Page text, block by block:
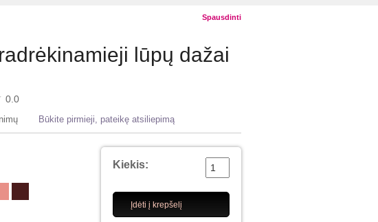
Spausdinti
lūpų dažai
0.0
Būkite pirmieji, pateikę atsiliepimą
Kiekis:
Įdėti į krepšelį